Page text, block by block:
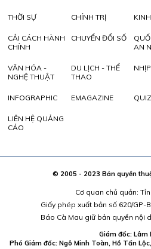
THỜI SỰ CHÍNH TRỊ
CẢI CÁCH HÀNH
CHÍNH
CHUYỂN ĐỔI SỐ
AN
VĂN HÓA -
NGHỆ THUẬT
DU LỊCH - THỂ
THAO
INFOGRAPHIC EMAGAZINE
LIÊN HỆ QUẢNG
CÁO
© 2005 - 2023 Bản quyền
Cơ quan chủ quản:
Giấy phép xuất bản số 620/GP-
Báo Cà Mau giữ bản quyền nội
Giám đốc: Lâm
Phó Giám đốc: Ngô Minh Toàn, Hồ Tấn